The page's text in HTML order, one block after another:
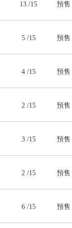
13 /15 預售
5 /15 預售
4 /15 預售
2 /15 預售
3 /15 預售
2 /15 預售
6 /15 預售